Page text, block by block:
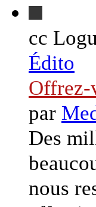
cc
Édito
Offrez-
par
Des
nous